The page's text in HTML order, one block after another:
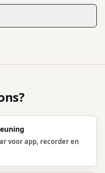
voor app, recorder en